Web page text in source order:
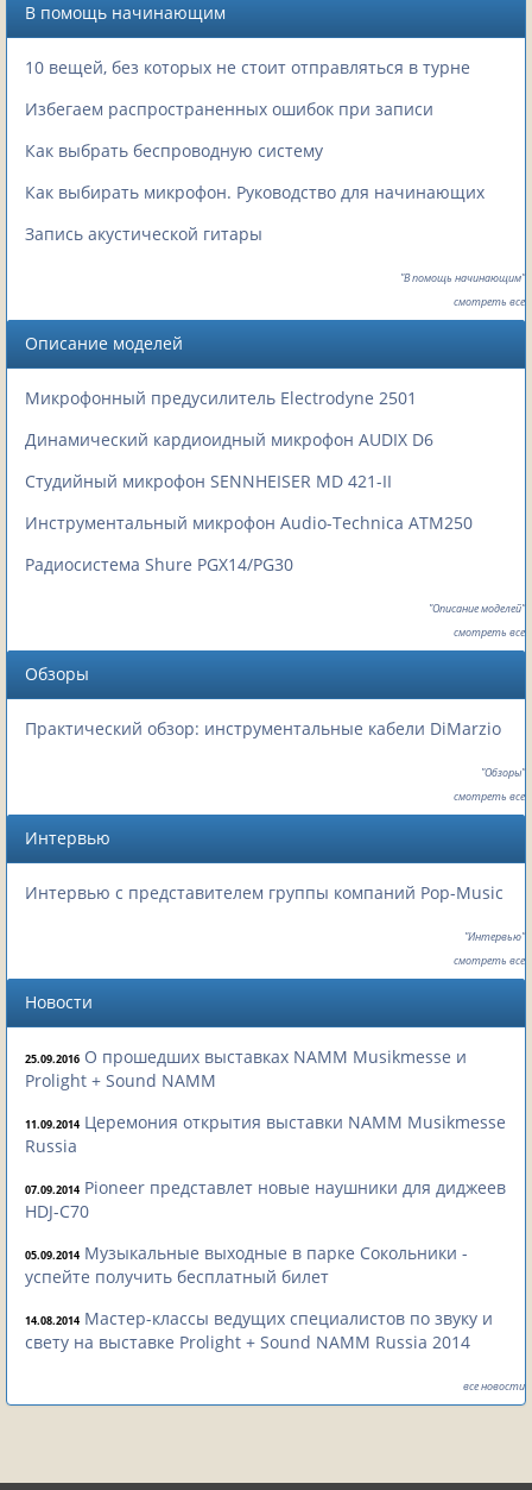
В помощь начинающим
10 вещей, без которых не стоит отправляться в турне
Избегаем распространенных ошибок при записи
Как выбрать беспроводную систему
Как выбирать микрофон. Руководство для начинающих
Запись акустической гитары
"В помощь начинающим"
смотреть все
Описание моделей
Микрофонный предусилитель Electrodyne 2501
Динамический кардиоидный микрофон AUDIX D6
Студийный микрофон SENNHEISER MD 421-II
Инструментальный микрофон Audio-Technica ATM250
Радиосистема Shure PGX14/PG30
"Описание моделей"
смотреть все
Обзоры
Практический обзор: инструментальные кабели DiMarzio
"Обзоры"
смотреть все
Интервью
Интервью с представителем группы компаний Pop-Music
"Интервью"
смотреть все
Новости
25.09.2016 О прошедших выставках NAMM Musikmesse и
Prolight + Sound NAMM
11.09.2014 Церемония открытия выставки NAMM Musikmesse
Russia
07.09.2014 Pioneer представлет новые наушники для диджеев
HDJ-C70
05.09.2014 Музыкальные выходные в парке Сокольники -
успейте получить бесплатный билет
14.08.2014 Мастер-классы ведущих специалистов по звуку и
свету на выставке Prolight + Sound NAMM Russia 2014
все новости